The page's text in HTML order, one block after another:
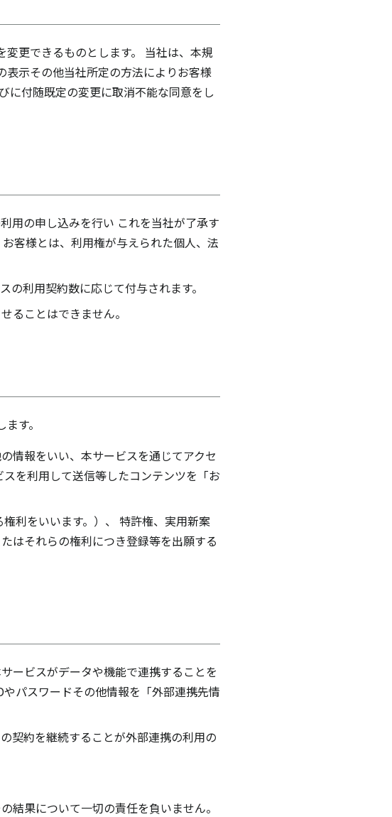
更できるものとします。 当社は、本規
示その他当社所定の方法によりお客様
に付随既定の変更に取消不能な同意をし
用の申し込みを行い これを当社が了承す
客様とは、利用権が与えられた個人、法
利用契約数に応じて付与されます。
ることはできません。
す。
情報をいい、本サービスを通じてアクセ
を利用して送信等したコンテンツを「お
利をいいます。）、 特許権、実用新案
はそれらの権利につき登録等を出願する
ービスがデータや機能で連携することを
パスワードその他情報を「外部連携先情
契約を継続することが外部連携の利用の
結果について一切の責任を負いません。